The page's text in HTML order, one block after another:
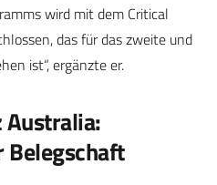
wird mit dem Critical
das für das zweite und
ist“, ergänzte er.
Australia:
Belegschaft